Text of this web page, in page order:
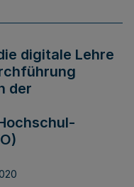
digitale Lehre
der